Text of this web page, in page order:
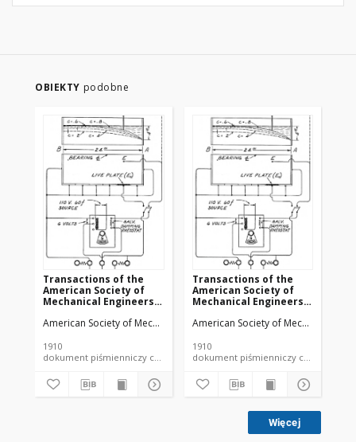
OBIEKTY podobne
Transactions of the
American Society of
Mechanical Engineers
American Society of Mechanical Engineers
1910
dokument piśmienniczy czasopismo
Transactions of the
American Society of
Mechanical Engineers
American Society of Mechanical
1910
dokument piśmienniczy czasopismo
Więcej